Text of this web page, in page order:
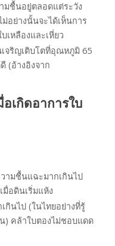
มชื้นอยู่ตลอดแต่ระวัง
อย่างนั้นจะได้เห็นการ
เหลืองและเหี่ยว
เจริญเติบโตที่อุณหภูมิ 65
ดี (อ้างอิงจาก
เกิดอาการใบ
ามชื้นแฉะมากเกินไป
อดินเริ่มแห้ง
กินไป (ในไทยอย่างที่รู้
) คล้าใบตองไม่ชอบแดด